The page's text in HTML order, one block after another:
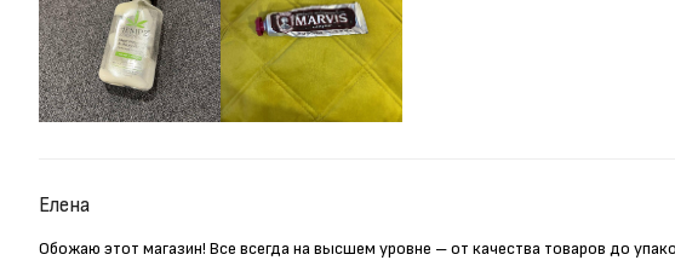
Елена
Обожаю этот магазин! Все всегда на высшем уровне – от качества товаров до